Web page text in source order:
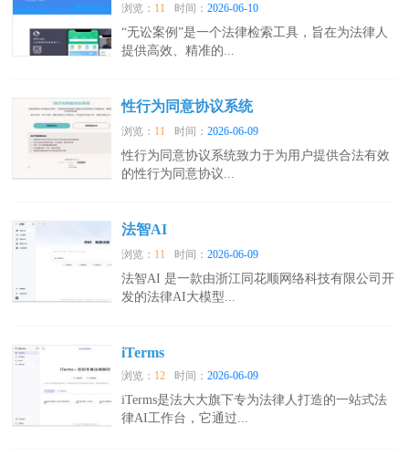
浏览： 11 时间：2026-06-10
“无讼案例”是一个法律检索工具，旨在为法律人
提供高效、精准的...
性行为同意协议系统
浏览： 11 时间：2026-06-09
性行为同意协议系统致力于为用户提供合法有效
的性行为同意协议...
法智AI
浏览： 11 时间：2026-06-09
法智AI 是一款由浙江同花顺网络科技有限公司开
发的法律AI大模型...
iTerms
浏览： 12 时间：2026-06-09
iTerms是法大大旗下专为法律人打造的一站式法
律AI工作台，它通过...